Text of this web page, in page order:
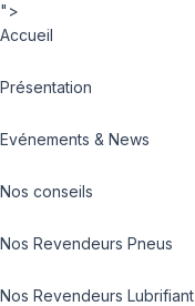
">
Accueil
Présentation
Evénements & News
Nos conseils
Nos Revendeurs Pneus
Nos Revendeurs Lubrifiant